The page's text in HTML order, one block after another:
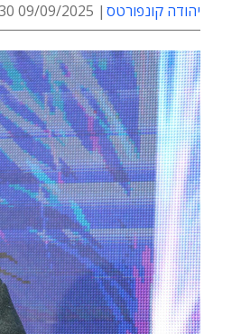
יהודה קונפורטס 09/09/2025 10:30